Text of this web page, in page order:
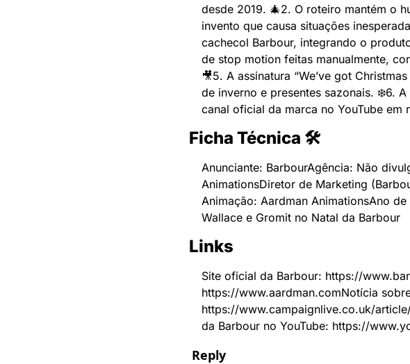
desde 2019. 🎄2. O roteiro mantém o
invento que causa situações
cachecol Barbour, integrando o
de stop motion feitas manualmente,
🎥5. A assinatura “We’ve got
de inverno e presentes sazonais. ❄️6. A
canal oficial da marca no YouTube em
Ficha Técnica 🛠
Anunciante: BarbourAgência: Não
AnimationsDiretor de Marketing
Animação: Aardman AnimationsAno de
Wallace e Gromit no Natal da Barbour
Links
Site oficial da Barbour: https://
https://www.aardman.comNotícia
https://www.campaignlive.co.uk/
da Barbour no YouTube: https://
Reply